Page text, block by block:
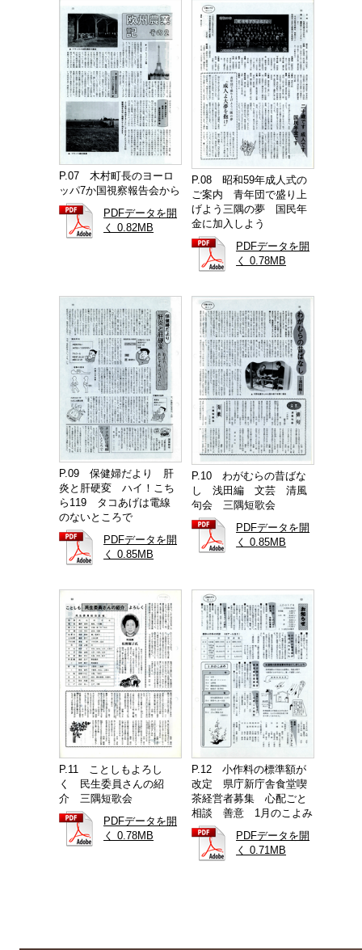
P.07 木村町長のヨーロ
ッパ7か国視察報告会から
PDFデータを開
く 0.82MB
P.08 昭和59年成人式の
ご案内 青年団で盛り上
げよう三隅の夢 国民年
金に加入しよう
PDFデータを開
く 0.78MB
P.09 保健婦だより 肝
炎と肝硬変 ハイ！こち
ら119 タコあげは電線
のないところで
PDFデータを開
く 0.85MB
P.10 わがむらの昔ばな
し 浅田編 文芸 清風
句会 三隅短歌会
PDFデータを開
く 0.85MB
P.11 ことしもよろし
く 民生委員さんの紹
介 三隅短歌会
PDFデータを開
く 0.78MB
P.12 小作料の標準額が
改定 県庁新庁舎食堂喫
茶経営者募集 心配ごと
相談 善意 1月のこよみ
PDFデータを開
く 0.71MB